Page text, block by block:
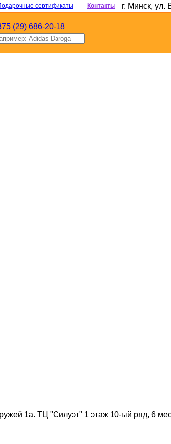
сертификаты Контакты г. Минск, ул.
(29) 686-20-18
1а. ТЦ "Силуэт" 1 этаж 10-ый ряд, 6